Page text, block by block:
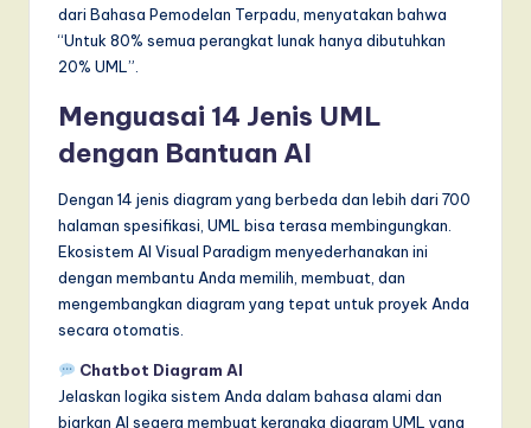
dari Bahasa Pemodelan Terpadu, menyatakan bahwa
“Untuk 80% semua perangkat lunak hanya dibutuhkan
20% UML”.
Menguasai 14 Jenis UML
dengan Bantuan AI
Dengan 14 jenis diagram yang berbeda dan lebih dari 700
halaman spesifikasi, UML bisa terasa membingungkan.
Ekosistem AI Visual Paradigm menyederhanakan ini
dengan membantu Anda memilih, membuat, dan
mengembangkan diagram yang tepat untuk proyek Anda
secara otomatis.
Chatbot Diagram AI
Jelaskan logika sistem Anda dalam bahasa alami dan
biarkan AI segera membuat kerangka diagram UML yang